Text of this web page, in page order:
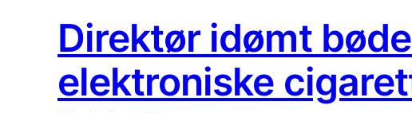
Direktør idømt
elektroniske